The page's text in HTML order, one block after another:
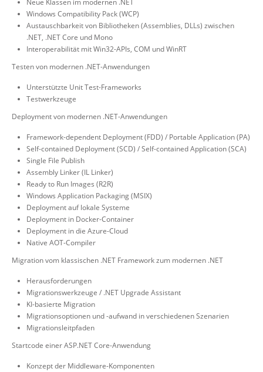
Neue Klassen im modernen .NET
Windows Compatibility Pack (WCP)
Austauschbarkeit von Bibliotheken (Assemblies, DLLs) zwischen
.NET, .NET Core und Mono
Interoperabilität mit Win32-APIs, COM und WinRT
Testen von modernen .NET-Anwendungen
Unterstützte Unit Test-Frameworks
Testwerkzeuge
Deployment von modernen .NET-Anwendungen
Framework-dependent Deployment (FDD) / Portable Application (PA)
Self-contained Deployment (SCD) / Self-contained Application (SCA)
Single File Publish
Assembly Linker (IL Linker)
Ready to Run Images (R2R)
Windows Application Packaging (MSIX)
Deployment auf lokale Systeme
Deployment in Docker-Container
Deployment in die Azure-Cloud
Native AOT-Compiler
Migration vom klassischen .NET Framework zum modernen .NET
Herausforderungen
Migrationswerkzeuge / .NET Upgrade Assistant
KI-basierte Migration
Migrationsoptionen und -aufwand in verschiedenen Szenarien
Migrationsleitpfaden
Startcode einer ASP.NET Core-Anwendung
Konzept der Middleware-Komponenten